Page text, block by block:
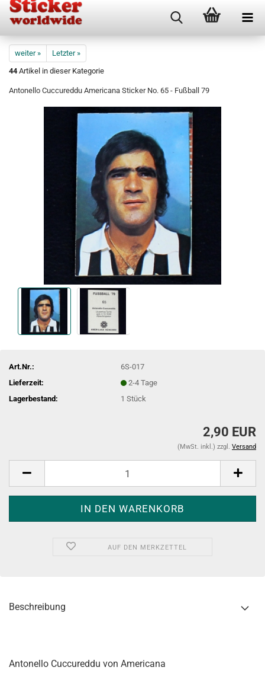
weiter »
Letzter »
44Artikel in dieser Kategorie
Antonello Cuccureddu Americana Sticker No. 65 - Fußball 79
Art.Nr.:
6S-017
Lieferzeit:
2-4 Tage
Lagerbestand:
1Stück
2,90 EUR
(MwSt. inkl.) zzgl. Versand
AUF DEN MERKZETTEL
Beschreibung
Antonello Cuccureddu von Americana